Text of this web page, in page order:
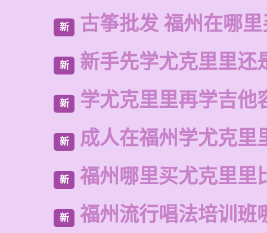
新 古筝批发 福州在哪
新 新手先学尤克里里还
新 学尤克里里再学吉他
新 成人在福州学尤克里
新 福州哪里买尤克里里
新 福州流行唱法培训班